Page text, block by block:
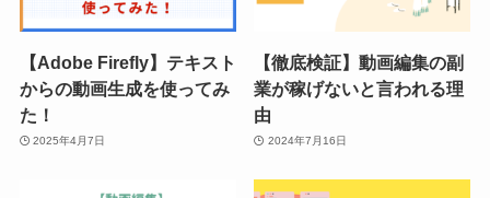
【Adobe Firefly】テキスト
からの動画生成を使ってみ
た！
2025年4月7日
【徹底検証】動画編集の副
業が稼げないと言われる理
由
2024年7月16日